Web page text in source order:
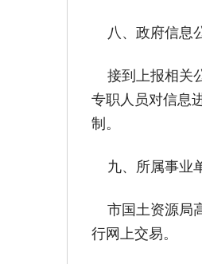
八、政府信息
接到上报相关
专职人员对信息
制。
九、所属事业
市国土资源局
行网上交易。